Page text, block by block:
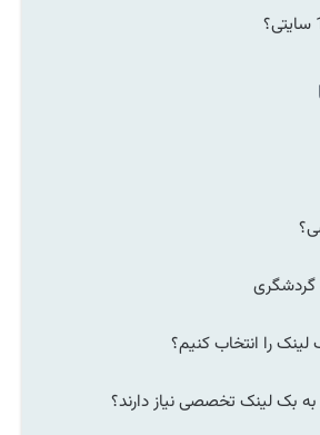
گردشگری
را انتخاب کنیم؟
بک لینک تخصصی نیاز دارند؟